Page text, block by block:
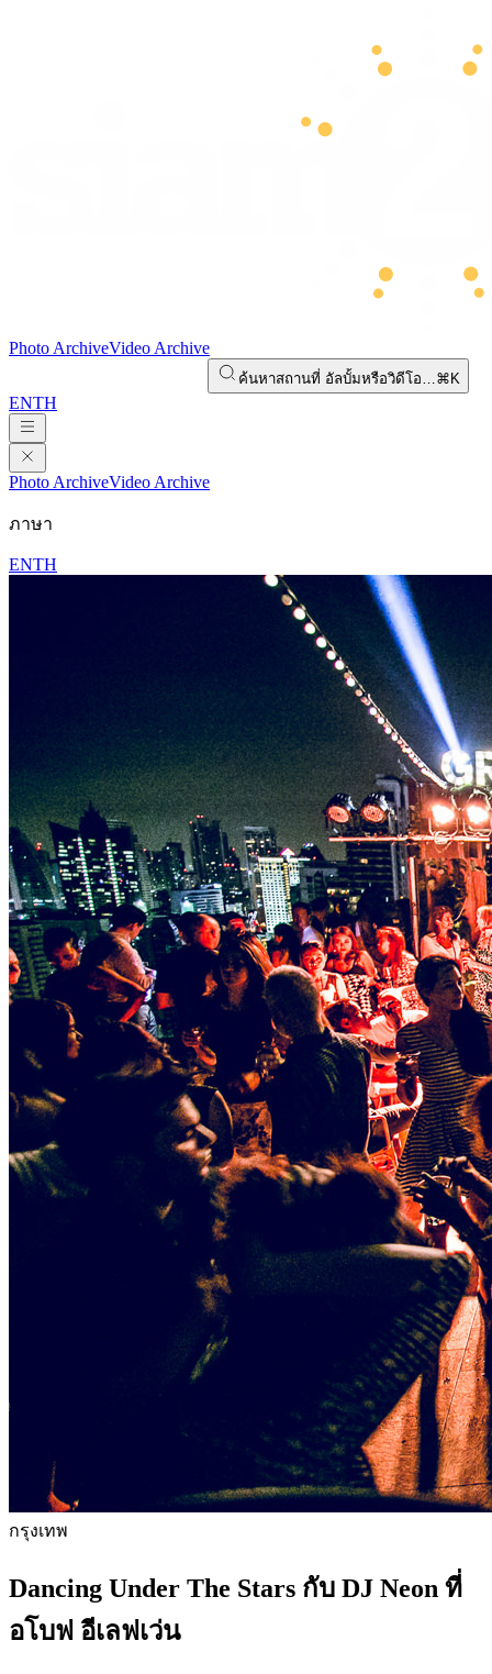
Photo ArchiveVideo Archive
ค้นหาสถานที่ อัลบั้มหรือวิดีโอ…⌘K
ENTH
Photo ArchiveVideo Archive
ภาษา
ENTH
กรุงเทพ
Dancing Under The Stars กับ DJ Neon ที่
อโบฟ อีเลฟเว่น